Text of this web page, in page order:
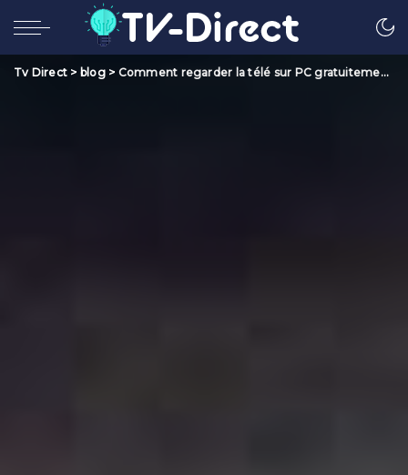
Tv Direct > blog> Comment regarder la télé sur PC gratuitement ?